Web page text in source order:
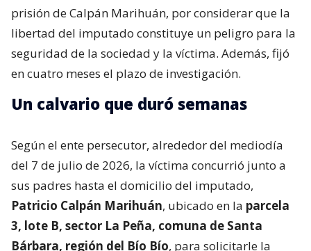
prisión de Calpán Marihuán, por considerar que la
libertad del imputado constituye un peligro para la
seguridad de la sociedad y la víctima. Además, fijó
en cuatro meses el plazo de investigación.
Un calvario que duró semanas
Según el ente persecutor, alrededor del mediodía
del 7 de julio de 2026, la víctima concurrió junto a
sus padres hasta el domicilio del imputado,
Patricio Calpán Marihuán, ubicado en la parcela
3, lote B, sector La Peña, comuna de Santa
Bárbara, región del Bío Bío, para solicitarle la